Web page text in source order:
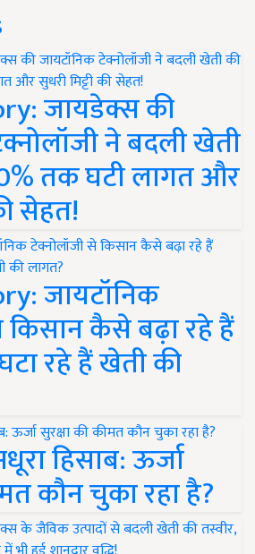
जायडेक्स की
ने बदली खेती
तक घटी लागत और
सेहत!
जायटॉनिक
किसान कैसे बढ़ा रहे हैं
रहे हैं खेती की
हिसाब: ऊर्जा
कौन चुका रहा है?